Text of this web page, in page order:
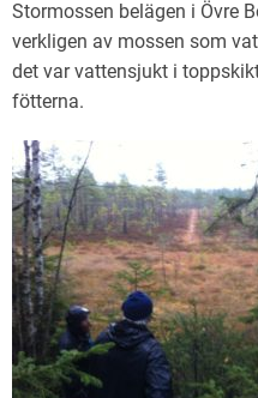
Stormossen belägen i Övre
verkligen av mossen som
det var vattensjukt i
fötterna.